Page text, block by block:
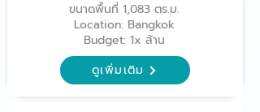
ขนาดพื้นที่ 1,083 ตร.ม.
Location: Bangkok
Budget: 1x ล้าน
ดูเพิ่มเติม